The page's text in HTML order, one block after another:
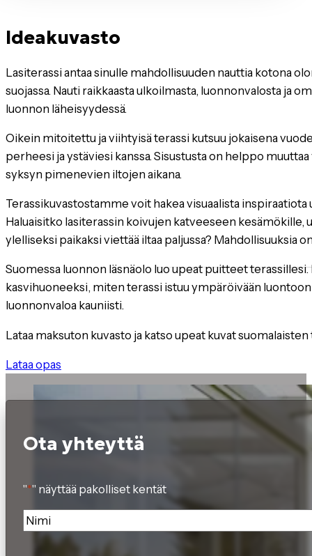
Ideakuvasto
Lasiterassi antaa sinulle mahdollisuuden nauttia kotona
suojassa. Nauti raikkaasta ulkoilmasta, luonnonvalosta ja
luonnon läheisyydessä.
Oikein mitoitettu ja viihtyisä terassi kutsuu jokaisena
perheesi ja ystäviesi kanssa. Sisustusta on helppo
syksyn pimenevien iltojen aikana.
Terassikuvastostamme voit hakea visuaalista
Haluaisitko lasiterassin koivujen katveeseen kesämökille,
ylelliseksi paikaksi viettää iltaa paljussa? Mahdollisuuksia
Suomessa luonnon läsnäolo luo upeat puitteet
kasvihuoneeksi, miten terassi istuu ympäröivään
luonnonvaloa kauniisti.
Lataa maksuton kuvasto ja katso upeat kuvat
Lataa opas
Ota yhteyttä
"*" näyttää pakolliset kentät
Nimi*